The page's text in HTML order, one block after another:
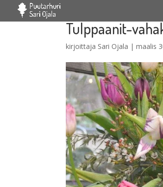
Tulppaanit-
kirjoittaja Sari Ojala |maalis